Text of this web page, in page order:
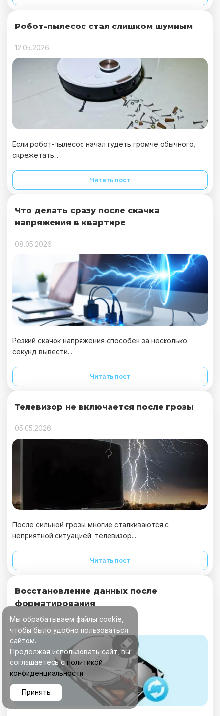
Робот-пылесос стал слишком шумным
12.05.2026
Если робот-пылесос начал гудеть громче обычного,
скрежетать...
Читать пост
Что делать сразу после скачка
напряжения в квартире
08.05.2026
Резкий скачок напряжения способен за несколько
секунд вывести...
Читать пост
Телевизор не включается после грозы
05.05.2026
После сильной грозы многие сталкиваются с
неприятной ситуацией: телевизор...
Читать пост
Восстановление данных после
форматирования
28.04.2026
Мы обрабатываем файлы cookie,
чтобы было удобно пользоваться
сайтом.
Продолжая использовать сайт, вы
соглашаетесь сполитикой
конфиденциальности
Принять